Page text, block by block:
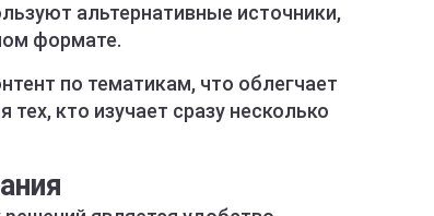
альтернативные источники,
формате.
по тематикам, что облегчает
кто изучает сразу несколько